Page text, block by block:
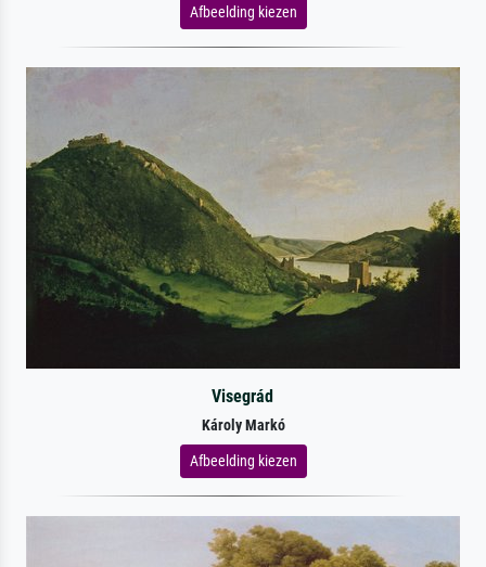
Afbeelding kiezen
Visegrád
Károly Markó
Afbeelding kiezen